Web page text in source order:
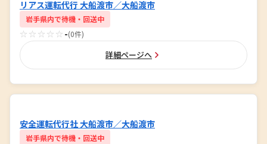
リアス運転代行 大船渡市／大船渡市
岩手県内で待機・回送中
☆☆☆☆☆ -(0件)
詳細ページへ
安全運転代行社 大船渡市／大船渡市
岩手県内で待機・回送中